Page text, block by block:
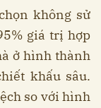
không sử
giá trị hợp
ở hình thành
khấu sâu.
so với hình